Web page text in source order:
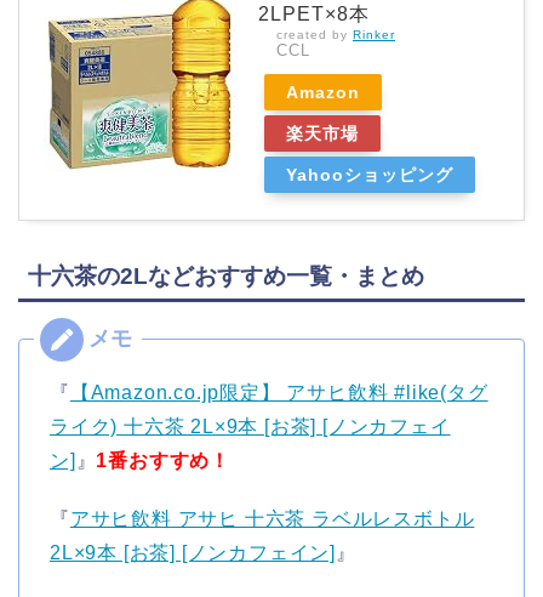
2LPET×8本
created by Rinker
CCL
Amazon
楽天市場
Yahooショッピング
十六茶の2Lなどおすすめ一覧・まとめ
『
【Amazon.co.jp限定】 アサヒ飲料 #like(タグ
ライク) 十六茶 2L×9本 [お茶] [ノンカフェイ
ン] 』 1番おすすめ！
『アサヒ飲料 アサヒ 十六茶 ラベルレスボトル
2L×9本 [お茶] [ノンカフェイン] 』